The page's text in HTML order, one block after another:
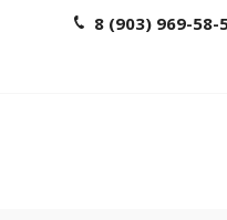
8 (903) 969-58-